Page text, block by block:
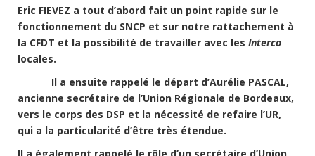
Eric FIEVEZ a tout d’abord fait un point rapide sur le
fonctionnement du SNCP et sur notre rattachement à
la CFDT et la possibilité de travailler avec les Interco
locales.
Il a ensuite rappelé le départ d’Aurélie PASCAL,
ancienne secrétaire de l’Union Régionale de Bordeaux,
vers le corps des DSP et la nécessité de refaire l’UR,
qui a la particularité d’être très étendue.